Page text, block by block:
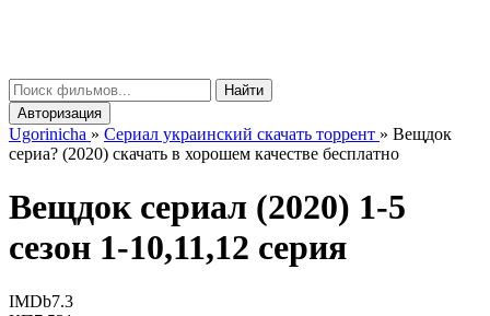
Найти
Авторизация
Ugorinicha » Сериал украинский скачать торрент » Вещдок
сериа? (2020) скачать в хорошем качестве бесплатно
Вещдок сериал (2020) 1-5
сезон 1-10,11,12 серия
IMDb7.3